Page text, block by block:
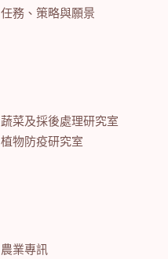
任務、策略與願景
蔬菜及採後處理研究室
植物防疫研究室
農業專訊